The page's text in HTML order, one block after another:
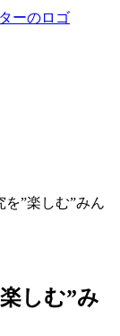
”楽しむ”みん
しむ”み